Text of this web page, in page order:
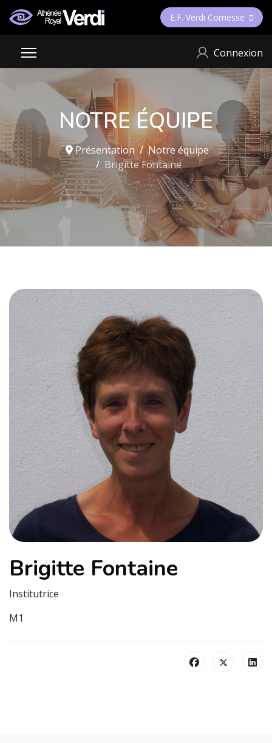
E.F. Verdi Cornesse
Connexion
NOTRE ÉQUIPE
Présentation
Notre équipe
Brigitte Fontaine
Brigitte Fontaine
Institutrice
M1